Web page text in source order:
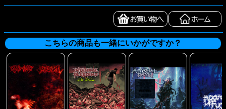
こちらの商品も一緒にいかがですか？